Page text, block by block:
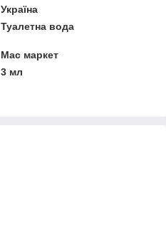
Україна
Туалетна вода
Мас маркет
3 мл